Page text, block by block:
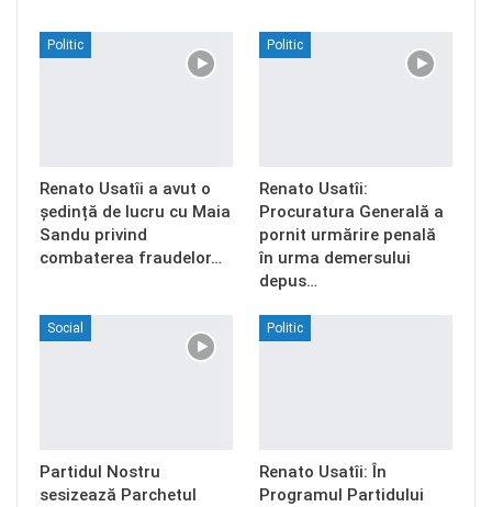
Politic
Renato Usatîi a avut o
ședință de lucru cu Maia
Sandu privind
combaterea fraudelor…
Politic
Renato Usatîi:
Procuratura Generală a
pornit urmărire penală
în urma demersului
depus…
Social
Partidul Nostru
sesizează Parchetul
Politic
Renato Usatîi: În
Programul Partidului